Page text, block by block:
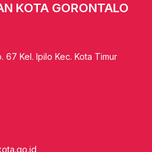
KOTA GORONTALO
67 Kel. Ipilo Kec. Kota Timur